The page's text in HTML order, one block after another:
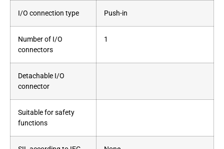
I/O connection type Push-in
Number of I/O
connectors
1
Detachable I/O
connector
Suitable for safety
functions